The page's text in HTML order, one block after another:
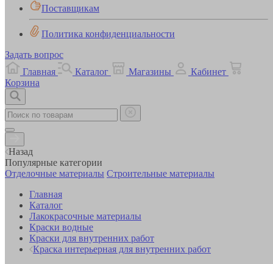
Поставщикам
Политика конфиденциальности
Задать вопрос
Главная
Каталог Магазины
Кабинет
Корзина
Назад
Популярные категории
Отделочные материалы Строительные материалы
Главная
Каталог
Лакокрасочные материалы
Краски водные
Краски для внутренних работ
Краска интерьерная для внутренних работ